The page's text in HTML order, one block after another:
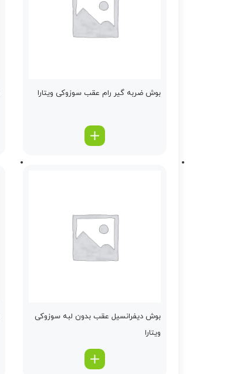
بوش ضربه گیر رام عقب سوزوکی ویتارا
بوش دیفرانسیل عقب بدون لبه سوزوکی
ویتارا